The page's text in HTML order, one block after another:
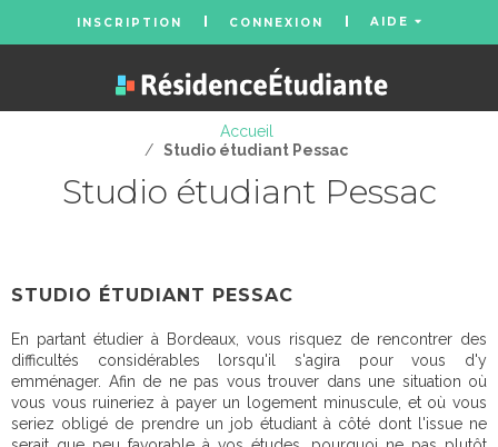
INSCRIPTION CONNEXION AIDE
Accueil
/ Studio étudiant Pessac
Studio étudiant Pessac
STUDIO ÉTUDIANT PESSAC
En partant étudier à Bordeaux, vous risquez de rencontrer des
difficultés considérables lorsqu'il s'agira pour vous d'y
emménager. Afin de ne pas vous trouver dans une situation où
vous vous ruineriez à payer un logement minuscule, et où vous
seriez obligé de prendre un job étudiant à côté dont l'issue ne